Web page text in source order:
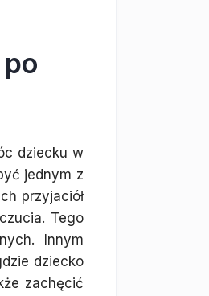
dziecku w
jednym z
przyjaciół
Tego
Innym
dziecko
zachęcić